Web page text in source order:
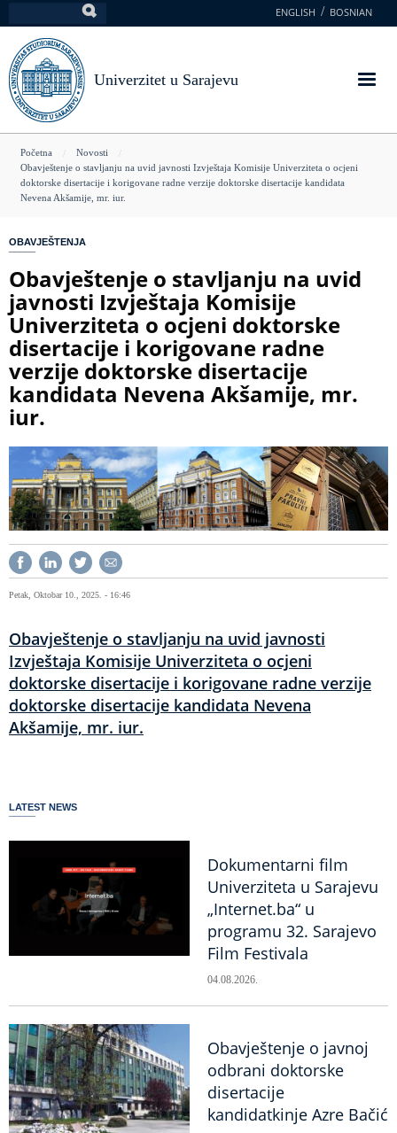
na
glavni
sadržaj
ENGLISH BOSNIAN
Univerzitet u Sarajevu
You
are
here
Početna
Novosti
Obavještenje o stavljanju na uvid javnosti Izvještaja Komisije Univerziteta o ocjeni
doktorske disertacije i korigovane radne verzije doktorske disertacije kandidata
Nevena Akšamije, mr. iur.
OBAVJEŠTENJA
Obavještenje o stavljanju na uvid
javnosti Izvještaja Komisije
Univerziteta o ocjeni doktorske
disertacije i korigovane radne
verzije doktorske disertacije
kandidata Nevena Akšamije, mr.
iur.
Petak, Oktobar 10., 2025. - 16:46
Obavještenje o stavljanju na uvid javnosti
Izvještaja Komisije Univerziteta o ocjeni
doktorske disertacije i korigovane radne verzije
doktorske disertacije kandidata Nevena
Akšamije, mr. iur.
LATEST NEWS
Dokumentarni film
Univerziteta u Sarajevu
„Internet.ba“ u
programu 32. Sarajevo
Film Festivala
04.08.2026.
Obavještenje o javnoj
odbrani doktorske
disertacije
kandidatkinje Azre Bačić